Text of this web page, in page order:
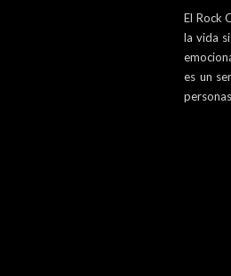
El Rock
la vida
es un